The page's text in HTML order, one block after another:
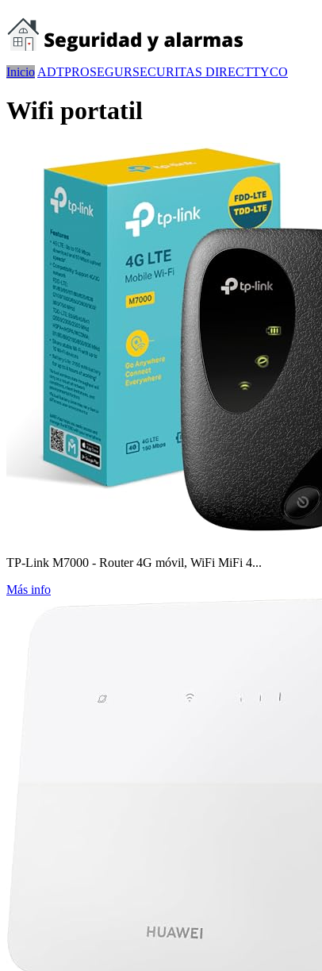
Inicio ADTPROSEGURSECURITAS DIRECTTYCO
Wifi portatil
TP-Link M7000 - Router 4G móvil, WiFi MiFi 4...
Más info